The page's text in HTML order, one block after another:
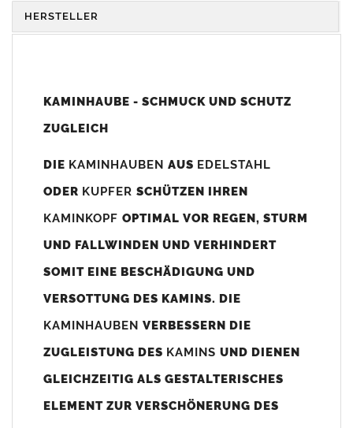
ELEMENT ZUR VERSCHÖNERUNG DES BAUWERKS.
Unsere Maßangaben beziehen sich immer auf das
800mm x 740-800mm angefertigt (siehe Bild/Zeichnung unten).
angefertigt werden (bitte anfragen).
(siehe Bild/Zeichnung unten) angefertigt. Sollten die Bohrungen
nicht passen dann bitte "ohne"Bohrungen (Auswahlfeld)
bis 500mm Kaminbreite: Abstand vom Kaminrand ca.
80mm
HERSTELLER
KAMINHAUBE - SCHMUCK UND SCHUTZ
ZUGLEICH
DIE KAMINHAUBEN AUS EDELSTAHL
ODER KUPFER SCHÜTZEN IHREN
KAMINKOPF OPTIMAL VOR REGEN, STURM
UND FALLWINDEN UND VERHINDERT
SOMIT EINE BESCHÄDIGUNG UND
VERSOTTUNG DES KAMINS. DIE
KAMINHAUBEN VERBESSERN DIE
ZUGLEISTUNG DES KAMINS UND DIENEN
GLEICHZEITIG ALS GESTALTERISCHES
ELEMENT ZUR VERSCHÖNERUNG DES